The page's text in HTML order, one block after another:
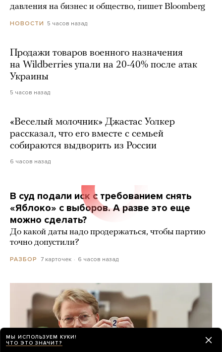
давления на бизнес и общество, пишет Bloomberg
НОВОСТИ 5 часов назад
Продажи товаров военного назначения
на Wildberries упали на 20-40% после атак
Украины
5 часов назад
«Веселый молочник» Джастас Уолкер
рассказал, что его вместе с семьей
собираются выдворить из России
6 часов назад
В суд подали иск с требованием снять
«Яблоко» с выборов. А разве это еще
можно сделать?
До какой даты надо продержаться, чтобы партию
точно допустили?
РАЗБОР 7 карточек 6 часов назад
МЫ ИСПОЛЬЗУЕМ КУКИ!
ЧТО ЭТО ЗНАЧИТ?